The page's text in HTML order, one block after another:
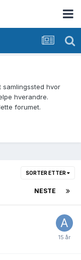
samlingssted hvor
hverandre.
forumet.
SORTER ETTER
NESTE